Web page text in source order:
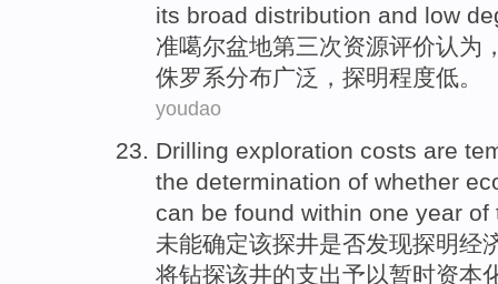
its broad distribution and low
准噶尔盆地第三次资源评价认为
侏罗系分布广泛， 探明程度低。
youdao
Drilling exploration costs are
the determination of whether
can be found within one year of
未能确定该探井是否发现探明经
将钻探该井的支出予以暂时资本